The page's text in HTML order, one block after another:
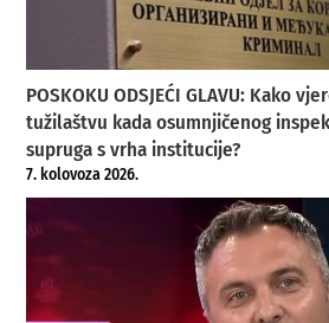
POSKOKU ODSJEĆI GLAVU: Kako
tužilaštvu kada osumnjičenog
supruga s vrha institucije?
7. kolovoza 2026.